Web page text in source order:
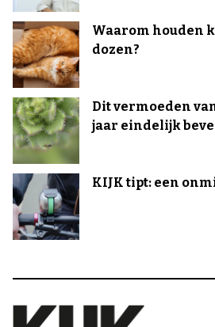
Waarom houden
dozen?
Dit vermoeden
jaar eindelijk
KIJK tipt: een